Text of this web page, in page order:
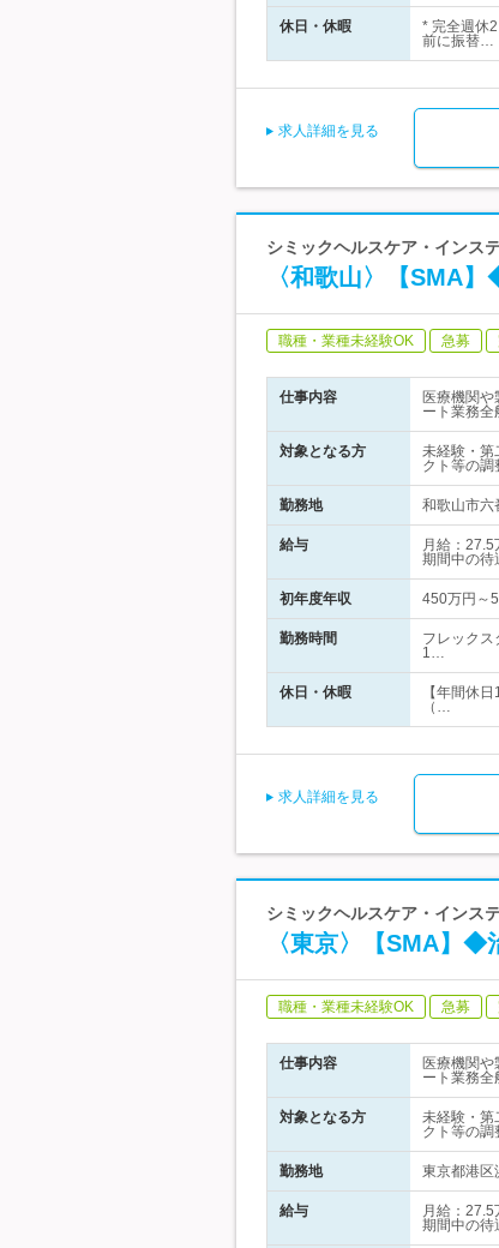
休日・休暇
* 完全週休
前に振替…
求人詳細を見る
シミックヘルスケア・インス
〈和歌山〉【SMA
職種・業種未経験OK 急募
仕事内容
医療機関
ート業務全
対象となる方
未経験・第
クト等の調
勤務地 和歌山市
給与
月給：
期間中の
初年度年収 450万円～
勤務時間
フレック
1…
休日・休暇
【年間休
（…
求人詳細を見る
シミックヘルスケア・インス
〈東京〉【SMA】
職種・業種未経験OK 急募
仕事内容
医療機関
ート業務全
対象となる方
未経験・第
クト等の調
勤務地 東京都港
給与
月給：
期間中の